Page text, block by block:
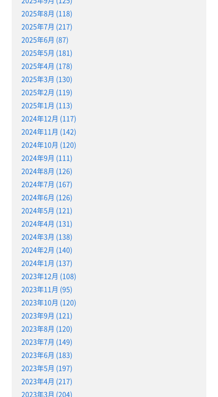
2025年8月 (118)
2025年7月 (217)
2025年6月 (87)
2025年5月 (181)
2025年4月 (178)
2025年3月 (130)
2025年2月 (119)
2025年1月 (113)
2024年12月 (117)
2024年11月 (142)
2024年10月 (120)
2024年9月 (111)
2024年8月 (126)
2024年7月 (167)
2024年6月 (126)
2024年5月 (121)
2024年4月 (131)
2024年3月 (138)
2024年2月 (140)
2024年1月 (137)
2023年12月 (108)
2023年11月 (95)
2023年10月 (120)
2023年9月 (121)
2023年8月 (120)
2023年7月 (149)
2023年6月 (183)
2023年5月 (197)
2023年4月 (217)
2023年3月 (204)